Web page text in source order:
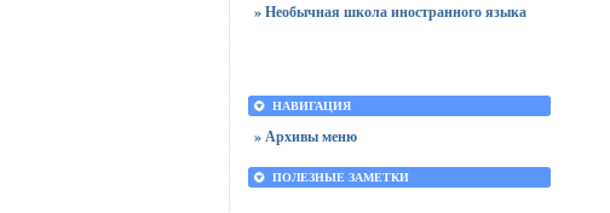
» Необычная школа иностранного языка
НАВИГАЦИЯ
» Архивы меню
ПОЛЕЗНЫЕ ЗАМЕТКИ